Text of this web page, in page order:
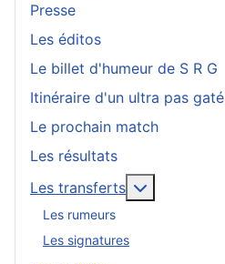
Presse
Les éditos
Le billet d'humeur de S R G
Itinéraire d'un ultra pas gaté
Le prochain match
Les résultats
Les transferts
Les rumeurs
Les signatures